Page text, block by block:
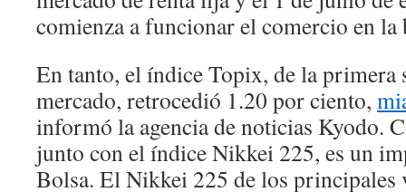
comienza a funcionar el comercio en la
En tanto, el índice Topix, de la primera
mercado, retrocedió 1.20 por ciento,
informó la agencia de noticias Kyodo.
junto con el índice Nikkei 225, es un
Bolsa. El Nikkei 225 de los principales